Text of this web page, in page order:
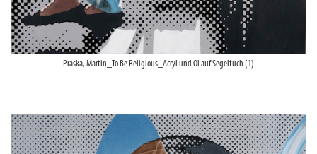
Praska, Martin_To Be Religious_Acryl und Öl auf Segeltuch (1)